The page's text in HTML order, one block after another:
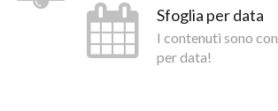
Sfoglia per data
I contenuti sono
per data!